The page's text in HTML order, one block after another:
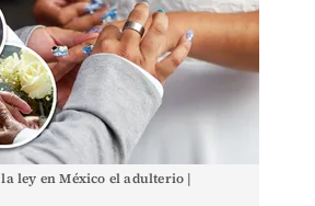
ley en México el adulterio |